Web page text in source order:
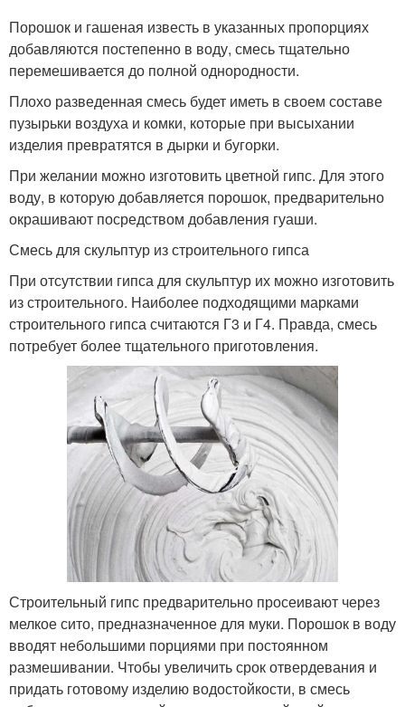
Порошок и гашеная известь в указанных пропорциях
добавляются постепенно в воду, смесь тщательно
перемешивается до полной однородности.
Плохо разведенная смесь будет иметь в своем составе
пузырьки воздуха и комки, которые при высыхании
изделия превратятся в дырки и бугорки.
При желании можно изготовить цветной гипс. Для этого
воду, в которую добавляется порошок, предварительно
окрашивают посредством добавления гуаши.
Смесь для скульптур из строительного гипса
При отсутствии гипса для скульптур их можно изготовить
из строительного. Наиболее подходящими марками
строительного гипса считаются Г3 и Г4. Правда, смесь
потребует более тщательного приготовления.
Строительный гипс предварительно просеивают через
мелкое сито, предназначенное для муки. Порошок в воду
вводят небольшими порциями при постоянном
размешивании. Чтобы увеличить срок отвердевания и
придать готовому изделию водостойкости, в смесь